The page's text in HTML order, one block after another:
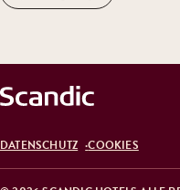
DATENSCHUTZ COOKIES